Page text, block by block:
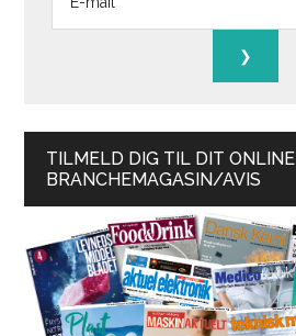
TILMELD DIG TIL DIT ONLINE
BRANCHEMAGASIN/AVIS